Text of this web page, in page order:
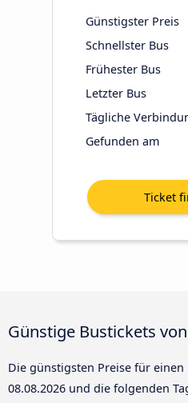
Günstigster Preis
Schnellster Bus
Frühester Bus
Letzter Bus
Tägliche
Gefunden am
Günstige Bustickets
Die günstigsten Preise für einen
08.08.2026 und die folgenden